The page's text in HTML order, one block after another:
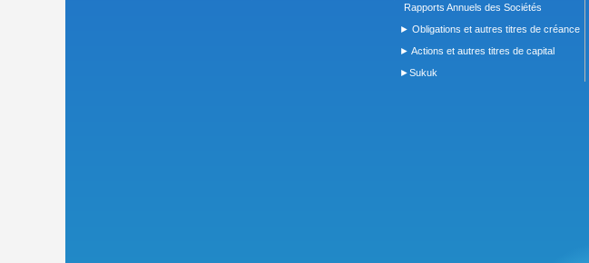
Rapports Annuels des Sociétés
► Obligations et autres titres de créance
► Actions et autres titres de capital
►Sukuk